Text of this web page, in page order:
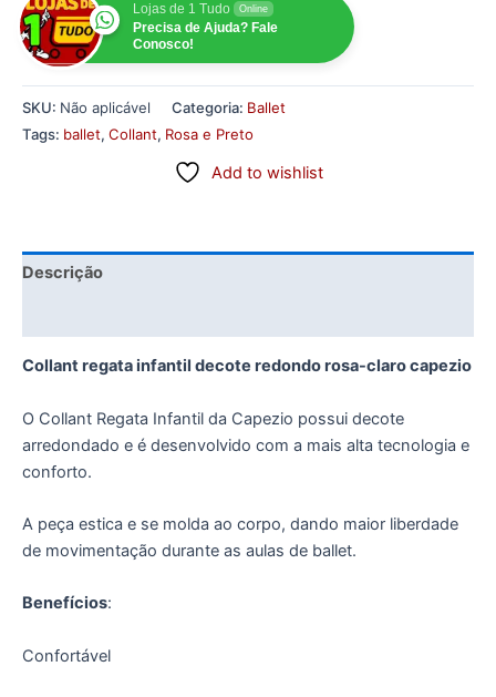
Lojas de 1 Tudo Online
Precisa de Ajuda? Fale
Conosco!
SKU: Não aplicável Categoria: Ballet
Tags: ballet, Collant, Rosa e Preto
Add to wishlist
Descrição
Collant regata infantil decote redondo rosa-claro capezio
O Collant Regata Infantil da Capezio possui decote
arredondado e é desenvolvido com a mais alta tecnologia e
conforto.
A peça estica e se molda ao corpo, dando maior liberdade
de movimentação durante as aulas de ballet.
Benefícios:
Confortável